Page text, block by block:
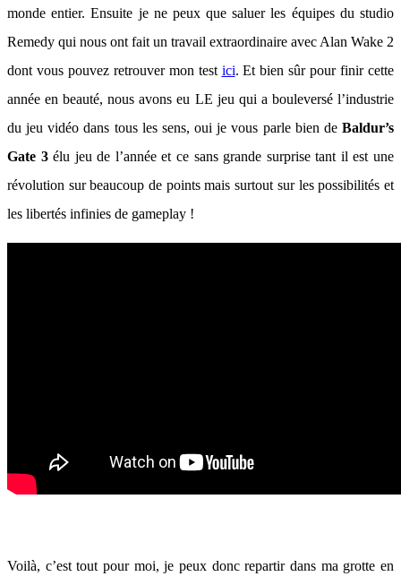
monde entier. Ensuite je ne peux que saluer les équipes du studio
Remedy qui nous ont fait un travail extraordinaire avec Alan Wake 2
dont vous pouvez retrouver mon test ici. Et bien sûr pour finir cette
année en beauté, nous avons eu LE jeu qui a bouleversé l’industrie
du jeu vidéo dans tous les sens, oui je vous parle bien de Baldur’s
Gate 3élu jeu de l’année et ce sans grande surprise tant il est une
révolution sur beaucoup de points mais surtout sur les possibilités et
les libertés infinies de gameplay !
Voilà, c’est tout pour moi, je peux donc repartir dans ma grotte en